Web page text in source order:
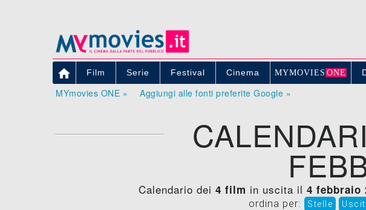
 Film Serie Festival Cinema MYMOVIE S ONE
MYmovies ONE » Aggiungi alle fonti preferite Google »
Calendario dei 4 film in uscita il 4 febbraio
ordina per: Stelle